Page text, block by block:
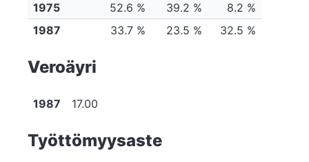
1975
52.6 % 39.2 %
8.2 %
1987
33.7 % 23.5 % 32.5 %
Veroäyri
1987 17.00
Työttömyysaste